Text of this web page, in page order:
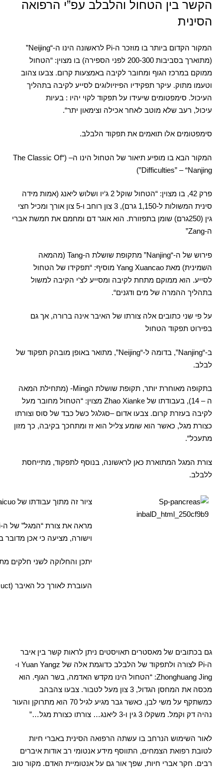
הקשר בין הטחול והלבלב עפ”י הרפואה
הסינית
המקור הקדום ביותר בו מוזכר ה-Pi לראשונה הינו ה
-“Neijing”
(מתוארך בסביבות200-300 לפני הספירה)בו מצוין: “הטחול
ממוקם במרכז הגוף ומחובר לקיבה באמצעות קרום.צבעו צהוב
וטעמו מתוק. עיקר תפקידיו הפיזיולוגים לסייע לקיבה בתהליך
העיכול. סימפטומים שיעידו על תפקוד לקוי יהיו :בעיות
עיכול, רעב שלא מוטב לאחר אכילה וצימאון יתר“.
סימפטומים אלו תואמים את תפקוד הלבלב.
המקור הבא בו מופיע תיאור של הטחול הינו ה
– (“The Classic Of
Difficulties” – “Nanjing”)
פרק42, בו מצוין: “הטחול שוקל2 ג‘יו ושלוש ליאנג (אמות מידה
סינית המשולות ל-1,150 גרם), 3 צון רוחב ו-5
צון אורך ומכיל חצי
גין (250 גרם)שומן בתפזורת. הוא אוגר דם ומחמם את חמשת אברי
ה-Zang”
פירוש של ה-“Nanjing” מתקופת שושלת ה-Tang (
מהמאה
השמינית)מאתYang Xuancao מוסיף: “תפקידו של הטחול
לסייע. הוא ממוקם מתחת לקיבה ומסייע לצ‘י הקיבה למשול
בתהליך ההמרה של מים ודגנים“.
על פי שני כתובים אלה צורתו של האיבר אינה ברורה,אך גם
בפירוט תפקוד הטחול
ב-“Nanjing”, בדומה ל-“Neijing”,
מתואר באופן מובהק תפקוד של
לבלב.
בתקופה מאוחרת יותר,תקופת שושלת הMing- (
מתחילת המאה
ה– 14), בעבודתו שלZhao Xianke מצוין: “הטחול מחובר מעל
לקיבה בעזרת קרום.צבעו אדום –סגלגל כשל כבד של סוס וצורתו
כצורת מגל, כאשר הוא שומע צליל הוא זז ומתחכך בקיבה, כך מזון
מתעכל“.
צורת המגל המתוארת כאן לראשונה,בנוסף לתפקוד,מתייחסת
ללבלב.
ציור זה מתוך עבודתו של
מראה את צורת“המגל”של ה-Pi.
וישורה,מציעה כי אכן מדובר
יתכן והחלוקה לשני חלקים
העוברת לאורך כל האיבר (The Pancreatic Duct).
גם בכתובים של מאסטרים תאויסטים ניתן לראות קשר בין איבר
ה-Pi לצורה ולתפקוד של הלבלב כדוגמת אלה של Yuan Yangz ו-
Zhonghuang Jing: “
הטחול הינו מקדש האדמה,בשר הגוף. הוא
מכסה את המחסן הגדול, 3 צון מעל לטבור.צבעו צהבהב
כמשתקף על משי לבן, כאשר גבר מגיע לגיל70 הוא מתרוקן והעור
נהיה דק וקמל.משקלו3 גין ו-3 ליאנג…צורתו כצורת מגל…”
לאור השימוש הנרחב בו עשתה הרפואה הסינית באברי חיות
לטובת רפואת הצמחים, התווסף מידע אנטומי רב אודות איברים
רבים. חקר אברי חיות,שפך אור גם על אנטומיית האדם.מקור טוב